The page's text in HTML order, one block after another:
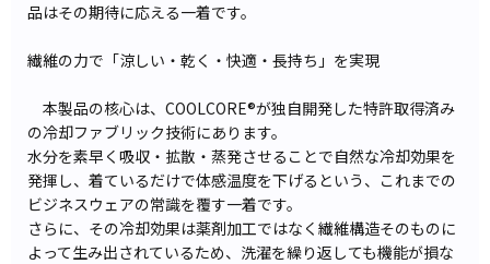
品はその期待に応える一着です。
繊維の力で「涼しい・乾く・快適・長持ち」を実現
本製品の核心は、COOLCORE®が独自開発した特許取得済み
の冷却ファブリック技術にあります。
水分を素早く吸収・拡散・蒸発させることで自然な冷却効果を
発揮し、着ているだけで体感温度を下げるという、これまでの
ビジネスウェアの常識を覆す一着です。
さらに、その冷却効果は薬剤加工ではなく繊維構造そのものに
よって生み出されているため、洗濯を繰り返しても機能が損な